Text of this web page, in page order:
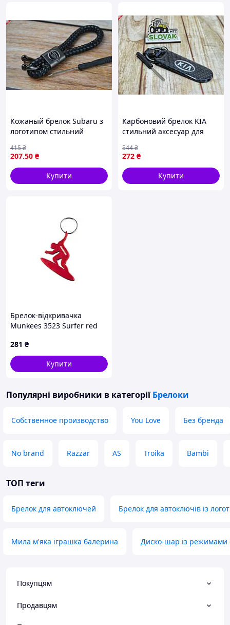
Кожаный брелок Subaru з
логотипом стильний
натуральної шкіри
207.50 ₴
415₴
Купити
Карбоновий брелок KIA
стильний аксесуар для
гравіровкою
універсальний і
практичний
272 ₴
544₴
Купити
Брелок-відкривачка
Munkees 3523 Surfer red
281 ₴
Купити
Популярні виробники в категорії Брелоки
Собственное производство You Love Без бренда
No brand Razzar AS Troika Bambi
ТОП теги
Брелок для автоключей Брелок для автоключів із
Мила м'яка іграшка балерина Диско-шар із режимами
Покупцям
Продавцям